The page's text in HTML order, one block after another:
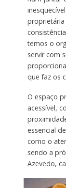
proprietária
temos o
servir com
que faz os
O espaço
acessível,
essencial
como o
sendo a
Azevedo,